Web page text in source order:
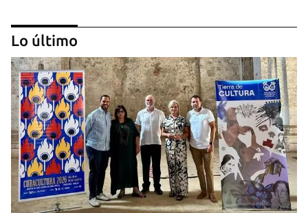
DEPORTES
La lucha afianza a Cuba en el tercer lugar del
Lo último